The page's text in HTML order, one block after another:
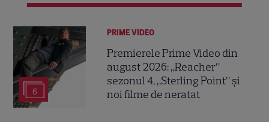
6
PRIME VIDEO
Premierele Prime Video din
august 2026: „Reacher”
sezonul 4, „Sterling Point” și
noi filme de neratat